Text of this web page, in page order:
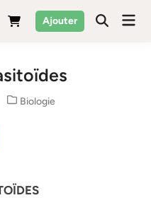
Ajouter
Posted
Biologie